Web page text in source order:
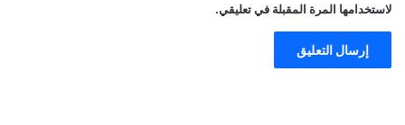
لاستخدامها المرة المقبلة في تعليقي.